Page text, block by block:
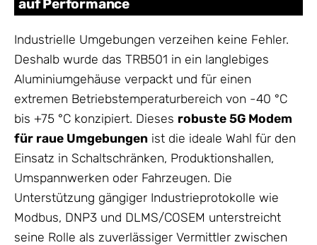
auf Performance
Industrielle Umgebungen verzeihen keine Fehler.
Deshalb wurde das TRB501 in ein langlebiges
Aluminiumgehäuse verpackt und für einen
extremen Betriebstemperaturbereich von -40 °C
bis +75 °C konzipiert. Dieses robuste 5G Modem
für raue Umgebungen ist die ideale Wahl für den
Einsatz in Schaltschränken, Produktionshallen,
Umspannwerken oder Fahrzeugen. Die
Unterstützung gängiger Industrieprotokolle wie
Modbus, DNP3 und DLMS/COSEM unterstreicht
seine Rolle als zuverlässiger Vermittler zwischen